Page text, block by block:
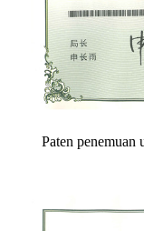
Paten penemuan